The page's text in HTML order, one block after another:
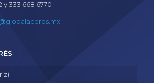
y 333 668 6770